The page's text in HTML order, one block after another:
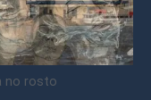
no rosto